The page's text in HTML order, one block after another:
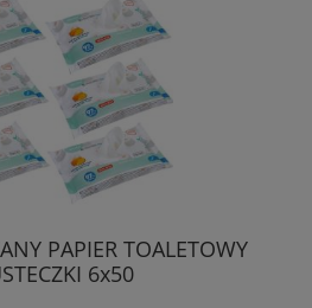
PAPIER TOALETOWY
6x50